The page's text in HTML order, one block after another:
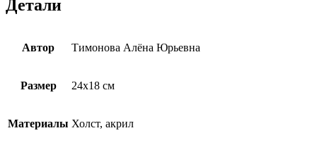
Детали
Автор Тимонова Алёна Юрьевна
Размер 24х18 см
Материалы Холст, акрил